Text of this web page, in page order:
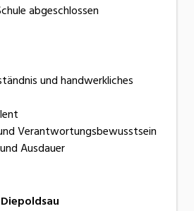
abgeschlossen
und handwerkliches
Verantwortungsbewusstsein
Ausdauer
Diepoldsau